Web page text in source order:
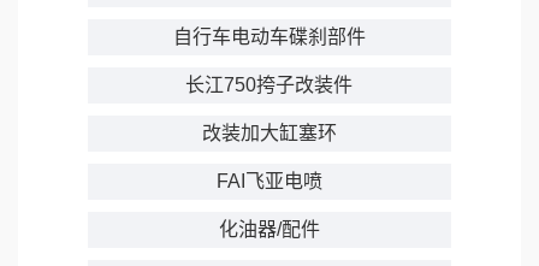
自行车电动车碟刹部件
长江750挎子改装件
改装加大缸塞环
FAI飞亚电喷
化油器/配件